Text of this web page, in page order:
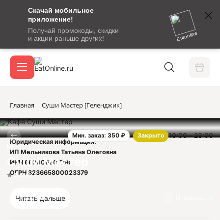
Скачай мобильное
приложение!
Получай промокоды, скидки
и акции раньше других!
Eatonline
сообщение
кодом
подтверждения
Вход / регистрация
Акции
Главная Суши Мастер [Геленджик]
Мин. заказ: 350 ₽ Закрыто 10:00 - 23:00
Кафе
Суши Мастер
5.0из 5
Отзывы 3
Юридическая информация:
ИП Мельникова Татьяна Олеговна
ИНН 662006807790
ОГРН 323665800023379
Читать дальше